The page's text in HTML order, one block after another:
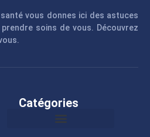
vous donnes ici des astuces
soins de vous. Découvrez
Catégories